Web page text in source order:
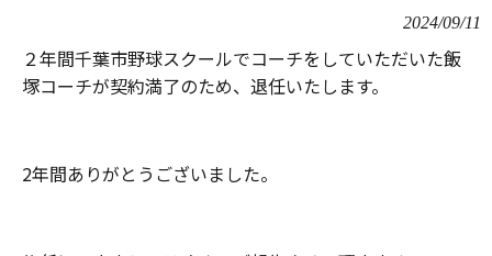
2024/09/11
２年間千葉市野球スクールでコーチをしていただいた飯
塚コーチが契約満了のため、退任いたします。
2年間ありがとうございました。